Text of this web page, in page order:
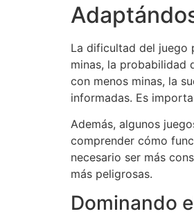
La dificultad del juego
minas, la probabilidad
con menos minas, la
informadas. Es
Además, algunos
comprender cómo
necesario ser más
más peligrosas.
Dominando